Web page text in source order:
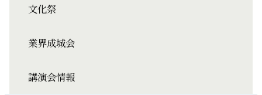
文化祭
業界成城会
講演会情報